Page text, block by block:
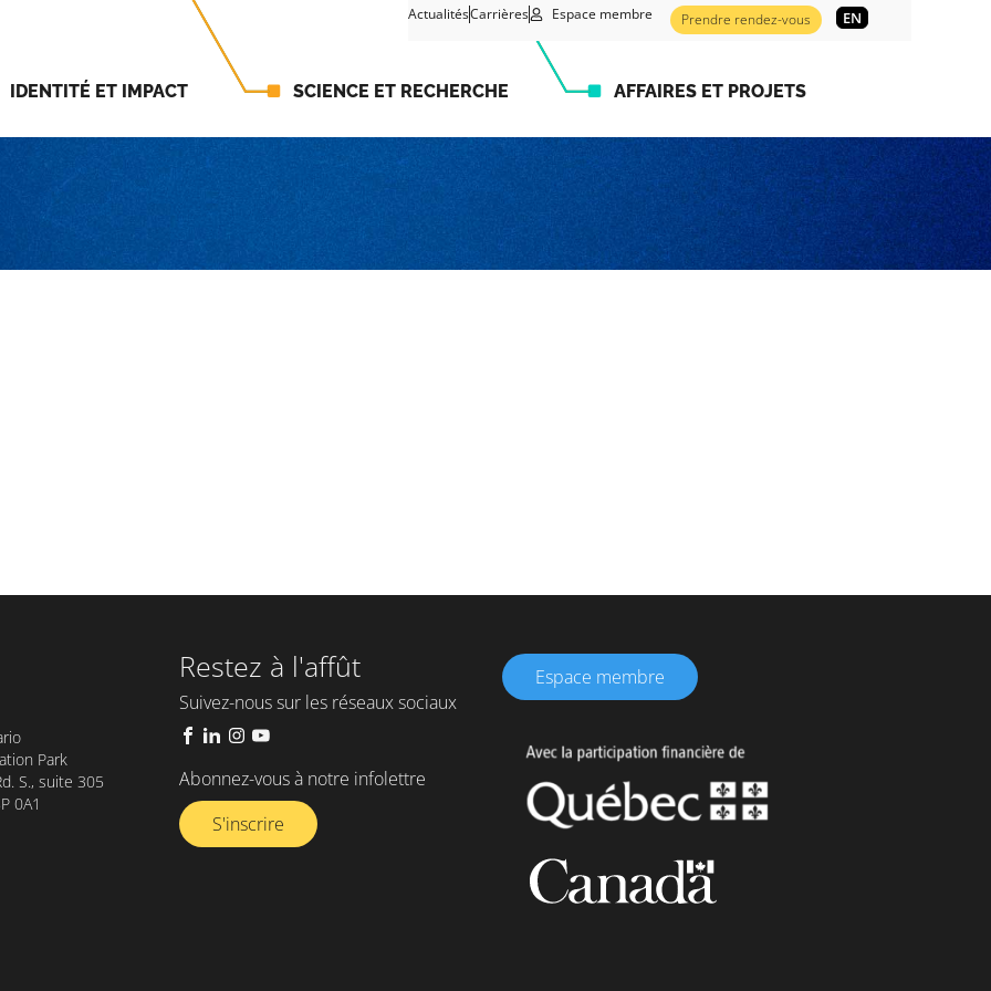
ActualitésCarrières Espace membre Prendre rendez-vous EN
IDENTITÉ ET IMPACT SCIENCE ET RECHERCHE AFFAIRES ET PROJETS
Park
S., suite 305
0A1
Restez à l'affût
Suivez-nous sur les réseaux sociaux
Abonnez-vous à notre infolettre​
S'inscrire
Espace membre